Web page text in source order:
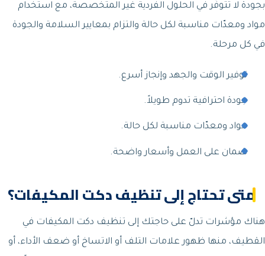
بجودة لا تتوفّر في الحلول الفردية غير المتخصصة، مع استخدام
مواد ومعدّات مناسبة لكل حالة والتزام بمعايير السلامة والجودة
في كل مرحلة.
توفير الوقت والجهد وإنجاز أسرع.
جودة احترافية تدوم طويلاً.
مواد ومعدّات مناسبة لكل حالة.
ضمان على العمل وأسعار واضحة.
متى تحتاج إلى تنظيف دكت المكيفات؟
هناك مؤشرات تدلّ على حاجتك إلى تنظيف دكت المكيفات في
القطيف، منها ظهور علامات التلف أو الاتساخ أو ضعف الأداء، أو